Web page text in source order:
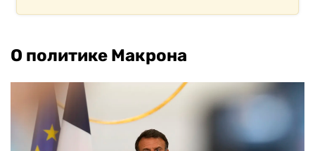
О политике Макрона